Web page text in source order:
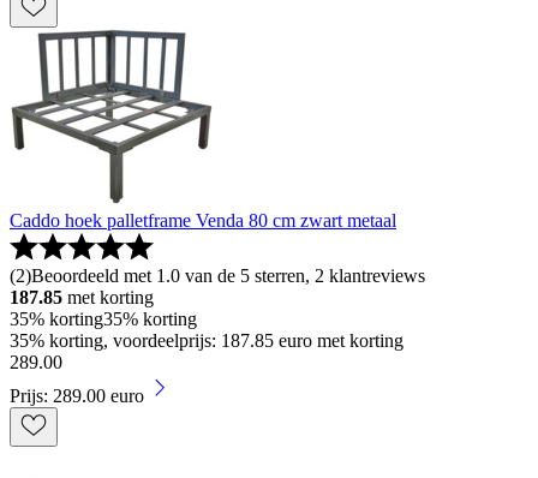
Caddo hoek palletframe Venda 80 cm zwart metaal
(2)Beoordeeld met 1.0 van de 5 sterren, 2 klantreviews
187.85 met korting
35% korting35% korting
35% korting, voordeelprijs: 187.85 euro met korting
289.00
Prijs: 289.00 euro